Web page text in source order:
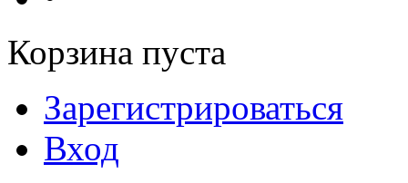
Корзина пуста
Зарегистрироваться
Вход